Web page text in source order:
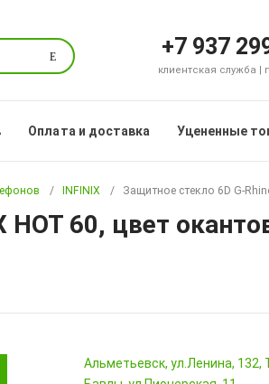
Поиск +7 937
клиентская служба |
Оплата и доставка Уцененные
INFINIX Защитное стекло 6D G-
HOT 60, цвет
Альметьевск, ул.Ленина,